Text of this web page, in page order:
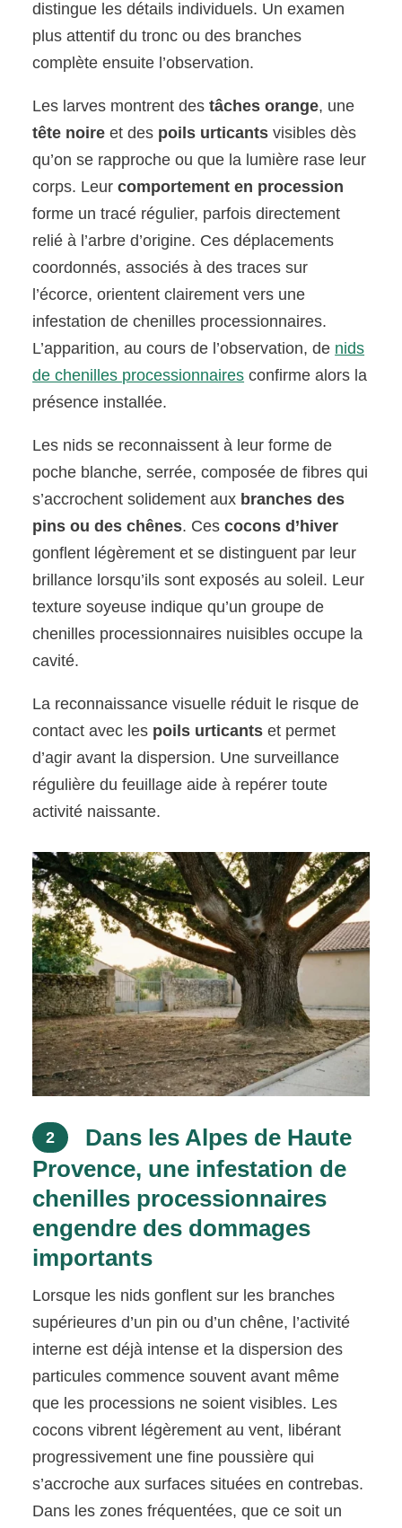
distingue les détails individuels. Un examen
plus attentif du tronc ou des branches
complète ensuite l’observation.
Les larves montrent destâches orange, une
tête noire et des poils urticants visibles dès
qu’on se rapproche ou que la lumière rase leur
corps. Leurcomportement en procession
forme un tracé régulier, parfois directement
relié à l’arbre d’origine. Ces déplacements
coordonnés, associés à des traces sur
l’écorce, orientent clairement vers une
infestation de chenilles processionnaires.
L’apparition, au cours de l’observation, de nids
de chenilles processionnaires confirme alors la
présence installée.
Les nids se reconnaissent à leur forme de
poche blanche, serrée, composée de fibres qui
s’accrochent solidement aux branches des
pins ou des chênes. Cescocons d’hiver
gonflent légèrement et se distinguent par leur
brillance lorsqu’ils sont exposés au soleil. Leur
texture soyeuse indique qu’un groupe de
chenilles processionnaires nuisibles occupe la
cavité.
La reconnaissance visuelle réduit le risque de
contact avec les poils urticants et permet
d’agir avant la dispersion. Une surveillance
régulière du feuillage aide à repérer toute
activité naissante.
2
Dans les Alpes de Haute
Provence, une infestation de
chenilles processionnaires
engendre des dommages
importants
Lorsque les nids gonflent sur les branches
supérieures d’un pin ou d’un chêne, l’activité
interne est déjà intense et la dispersion des
particules commence souvent avant même
que les processions ne soient visibles. Les
cocons vibrent légèrement au vent, libérant
progressivement une fine poussière qui
s’accroche aux surfaces situées en contrebas.
Dans les zones fréquentées, que ce soit un